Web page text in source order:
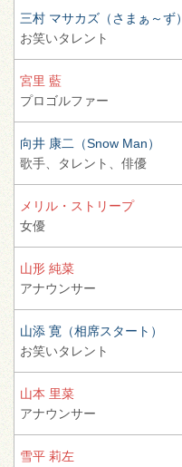
三村 マサカズ（さまぁ～ず）
お笑いタレント
宮里 藍
プロゴルファー
向井 康二（Snow Man）
歌手、
タレント、 俳優
メリル・ストリープ
女優
山形 純菜
アナウンサー
山添 寛（相席スタート）
お笑いタレント
山本 里菜
アナウンサー
雪平 莉左